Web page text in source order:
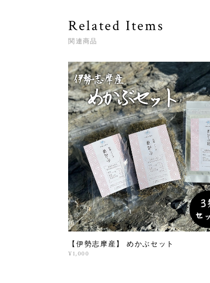
Related Items
関連商品
【伊勢志摩産】 めかぶセット
¥1,000